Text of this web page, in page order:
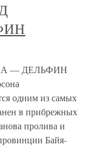
— ДЕЛЬФИН
одним из самых
в прибрежных
пролива и
Байя-